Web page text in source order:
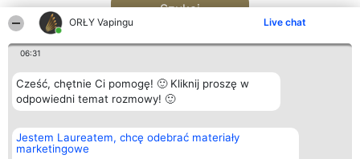
ORŁY Vapingu Live chat
06:31
Cześć, chętnie Ci pomogę! 🙂 Kliknij proszę w
odpowiedni temat rozmowy! 🙂
Jestem Laureatem, chcę odebrać materiały
marketingowe
Szukaj
Organizator plebiscytu
Bright Side Solutions sp. z o.
o. sp. k.
Plebiscyt
Laureaci
Kontakt
Kontakt